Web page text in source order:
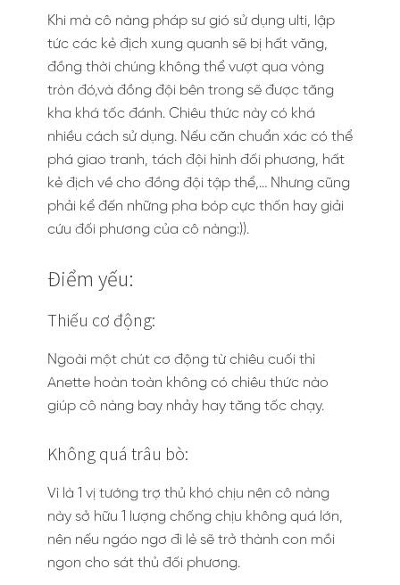
Khi mà cô nàng pháp sư gió sử dụng ulti, lập
tức các kẻ địch xung quanh sẽ bị hất văng,
đồng thời chúng không thể vượt qua vòng
tròn đó,và đồng đội bên trong sẽ được tăng
kha khá tốc đánh. Chiêu thức này có khá
nhiều cách sử dụng. Nếu căn chuẩn xác có thể
phá giao tranh, tách đội hình đối phương, hất
kẻ địch về cho đồng đội tập thể,… Nhưng cũng
phải kể đến những pha bóp cực thốn hay giải
cứu đối phương của cô nàng:)).
Điểm yếu:
Thiếu cơ động:
Ngoài một chút cơ động từ chiêu cuối thì
Anette hoàn toàn không có chiêu thức nào
giúp cô nàng bay nhảy hay tăng tốc chạy.
Không quá trâu bò:
Vì là 1 vị tướng trợ thủ khó chịu nên cô nàng
này sở hữu 1 lượng chống chịu không quá lớn,
nên nếu ngáo ngơ đi lẻ sẽ trở thành con mồi
ngon cho sát thủ đối phương.